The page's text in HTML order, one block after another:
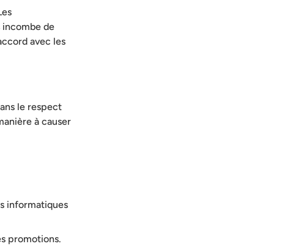
de
avec les
le respect
à causer
informatiques
promotions.